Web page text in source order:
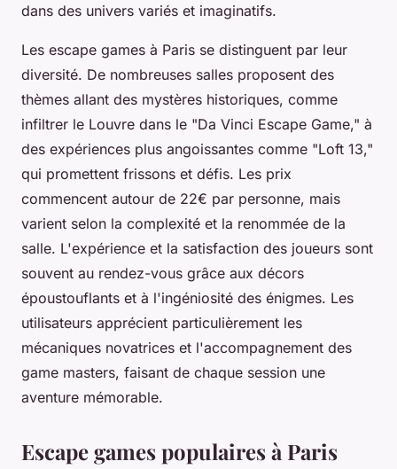
dans des univers variés et imaginatifs.
Les escape games à Paris se distinguent par leur
diversité. De nombreuses salles proposent des
thèmes allant des mystères historiques, comme
infiltrer le Louvre dans le "Da Vinci Escape Game," à
des expériences plus angoissantes comme "Loft 13,"
qui promettent frissons et défis. Les prix
commencent autour de 22€ par personne, mais
varient selon la complexité et la renommée de la
salle. L'expérience et la satisfaction des joueurs sont
souvent au rendez-vous grâce aux décors
époustouflants et à l'ingéniosité des énigmes. Les
utilisateurs apprécient particulièrement les
mécaniques novatrices et l'accompagnement des
game masters, faisant de chaque session une
aventure mémorable.
Escape games populaires à Paris